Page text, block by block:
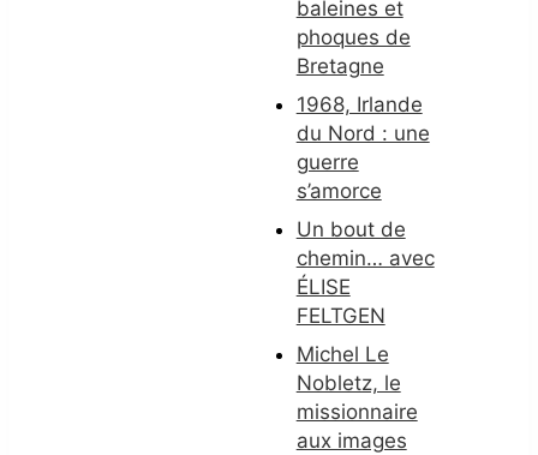
baleines et
phoques de
Bretagne
1968, Irlande
du Nord : une
guerre
s’amorce
Un bout de
chemin… avec
ÉLISE
FELTGEN
Michel Le
Nobletz, le
missionnaire
aux images